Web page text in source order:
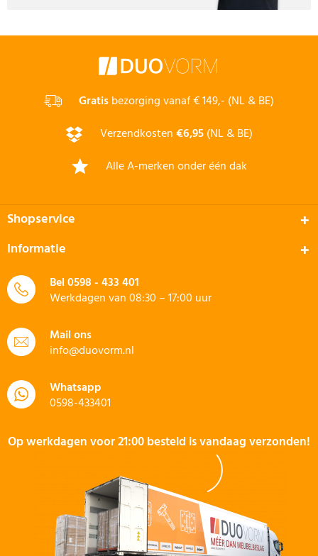
Gratisbezorging vanaf € 149,- (NL & BE)
Verzendkosten€6,95(NL & BE)
Alle A-merken onder één dak
Shopservice
Informatie
Bel0598 - 433 401
Werkdagen van 08:30 – 17:00 uur
Mail ons
info@duovorm.nl
Whatsapp
0598-433401
Op werkdagen voor 21:00 besteld is vandaag verzonden!